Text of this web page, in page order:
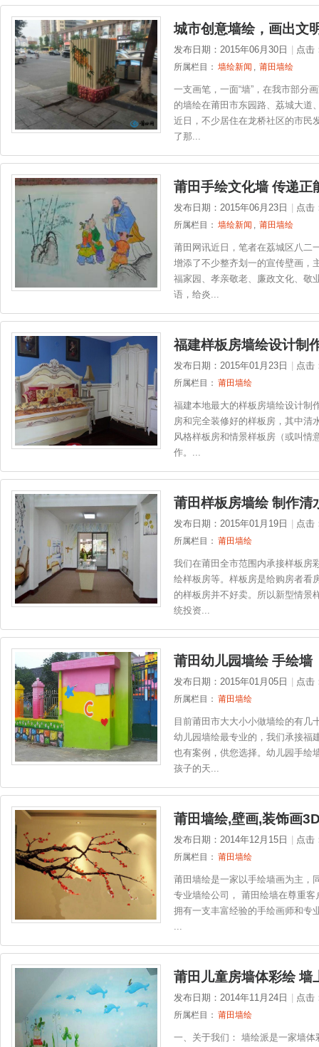
城市创意墙绘，画出文
发布日期：2015年06月30日 点击
所属栏目： 墙绘新闻 , 莆田墙绘
一支画笔，一面“墙”，在我市部分
的墙绘在莆田市东园路、荔城大道
近日，不少居住在龙桥社区的市民
了那...
莆田手绘文化墙 传递正
发布日期：2015年06月23日 点击
所属栏目： 墙绘新闻 , 莆田墙绘
莆田网讯近日，笔者在荔城区八二
增添了不少整齐划一的宣传壁画，
福家园、孝亲敬老、廉政文化、敬
语，给炎...
福建样板房墙绘设计制
发布日期：2015年01月23日 点击
所属栏目： 莆田墙绘
福建本地最大的样板房墙绘设计制
房和完全装修好的样板房，其中清
风格样板房和情景样板房（或叫情
作。...
莆田样板房墙绘 制作清
发布日期：2015年01月19日 点击
所属栏目： 莆田墙绘
我们在莆田全市范围内承接样板房
绘样板房等。样板房是给购房者看
的样板房并不好卖。所以新型情景
统投资...
莆田幼儿园墙绘 手绘墙
发布日期：2015年01月05日 点击
所属栏目： 莆田墙绘
目前莆田市大大小小做墙绘的有几
幼儿园墙绘最专业的，我们承接福
也有案例，供您选择。幼儿园手绘
孩子的天...
莆田墙绘,壁画,装饰画
发布日期：2014年12月15日 点击
所属栏目： 莆田墙绘
莆田墙绘是一家以手绘墙画为主，
专业墙绘公司， 莆田绘墙在尊重
拥有一支丰富经验的手绘画师和专
...
莆田儿童房墙体彩绘 墙
发布日期：2014年11月24日 点击
所属栏目： 莆田墙绘
一、关于我们： 墙绘派是一家墙